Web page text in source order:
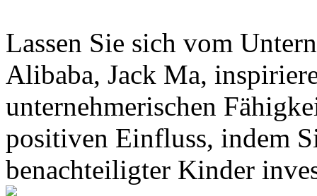
Lassen Sie sich vom
Alibaba, Jack Ma,
unternehmerischen
positiven Einfluss, indem
benachteiligter Kinder